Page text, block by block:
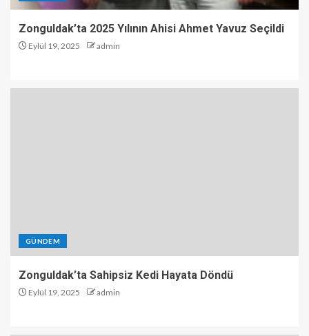
Zonguldak’ta 2025 Yılının Ahisi Ahmet Yavuz Seçildi
Eylül 19, 2025 admin
GÜNDEM
Zonguldak’ta Sahipsiz Kedi Hayata Döndü
Eylül 19, 2025 admin